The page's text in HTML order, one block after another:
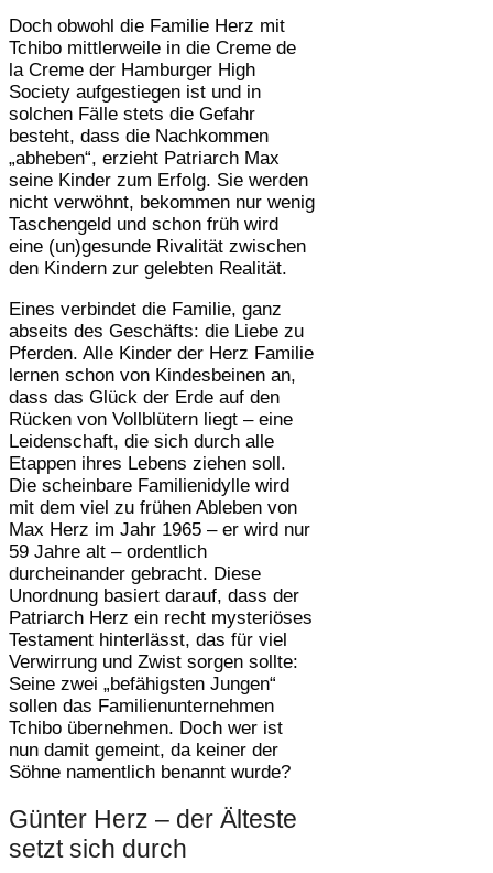
Doch obwohl die Familie Herz mit
Tchibo mittlerweile in die Creme de
la Creme der Hamburger High
Society aufgestiegen ist und in
solchen Fälle stets die Gefahr
besteht, dass die Nachkommen
„abheben“, erzieht Patriarch Max
seine Kinder zum Erfolg. Sie werden
nicht verwöhnt, bekommen nur wenig
Taschengeld und schon früh wird
eine (un)gesunde Rivalität zwischen
den Kindern zur gelebten Realität.
Eines verbindet die Familie, ganz
abseits des Geschäfts: die Liebe zu
Pferden. Alle Kinder der Herz Familie
lernen schon von Kindesbeinen an,
dass das Glück der Erde auf den
Rücken von Vollblütern liegt – eine
Leidenschaft, die sich durch alle
Etappen ihres Lebens ziehen soll.
Die scheinbare Familienidylle wird
mit dem viel zu frühen Ableben von
Max Herz im Jahr 1965 – er wird nur
59 Jahre alt – ordentlich
durcheinander gebracht. Diese
Unordnung basiert darauf, dass der
Patriarch Herz ein recht mysteriöses
Testament hinterlässt, das für viel
Verwirrung und Zwist sorgen sollte:
Seine zwei „befähigsten Jungen“
sollen das Familienunternehmen
Tchibo übernehmen. Doch wer ist
nun damit gemeint, da keiner der
Söhne namentlich benannt wurde?
Günter Herz – der Älteste
setzt sich durch